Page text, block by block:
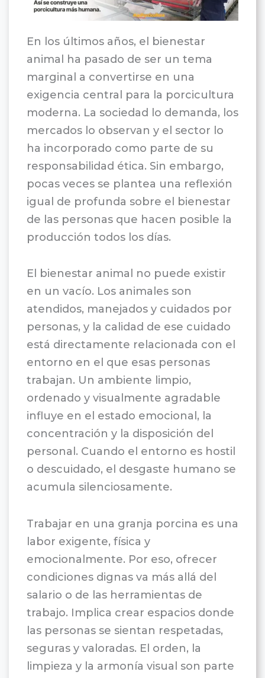
En los últimos años, el bienestar
animal ha pasado de ser un tema
marginal a convertirse en una
exigencia central para la porcicultura
moderna. La sociedad lo demanda, los
mercados lo observan y el sector lo
ha incorporado como parte de su
responsabilidad ética. Sin embargo,
pocas veces se plantea una reflexión
igual de profunda sobre el bienestar
de las personas que hacen posible la
producción todos los días.
El bienestar animal no puede existir
en un vacío. Los animales son
atendidos, manejados y cuidados por
personas, y la calidad de ese cuidado
está directamente relacionada con el
entorno en el que esas personas
trabajan. Un ambiente limpio,
ordenado y visualmente agradable
influye en el estado emocional, la
concentración y la disposición del
personal. Cuando el entorno es hostil
o descuidado, el desgaste humano se
acumula silenciosamente.
Trabajar en una granja porcina es una
labor exigente, física y
emocionalmente. Por eso, ofrecer
condiciones dignas va más allá del
salario o de las herramientas de
trabajo. Implica crear espacios donde
las personas se sientan respetadas,
seguras y valoradas. El orden, la
limpieza y la armonía visual son parte